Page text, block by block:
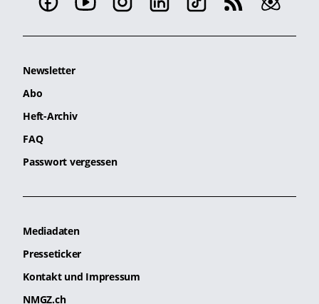
Newsletter
Abo
Heft-Archiv
FAQ
Passwort vergessen
Mediadaten
Presseticker
Kontakt und Impressum
NMGZ.ch